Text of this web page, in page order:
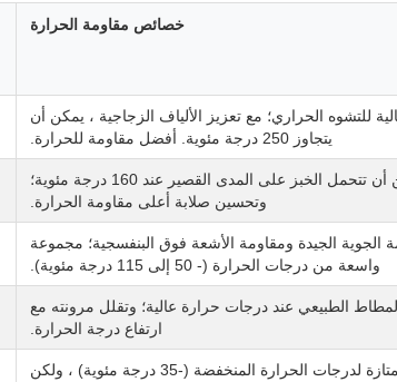
خصائص مقاومة الحرارة
للتشوه الحراري؛ مع تعزيز الألياف الزجاجية ، يمكن أن
يتجاوز 250 درجة مئوية. أفضل مقاومة للحرارة.
يمكن أن تتحمل الخبز على المدى القصير عند 160 درجة مئوية؛
وتحسين صلابة أعلى مقاومة الحرارة.
الجوية الجيدة ومقاومة الأشعة فوق البنفسجية؛ مجموعة
واسعة من درجات الحرارة (- 50 إلى 115 درجة مئوية).
الطبيعي عند درجات حرارة عالية؛ وتقلل مرونته مع
ارتفاع درجة الحرارة.
مقاومة ممتازة لدرجات الحرارة المنخفضة (-35 درجة مئوية) ، ولكن